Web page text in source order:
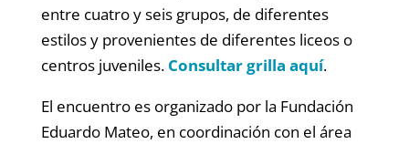
entre cuatro y seis grupos, de diferentes
estilos y provenientes de diferentes liceos o
centros juveniles. Consultar grilla aquí.
El encuentro es organizado por la Fundación
Eduardo Mateo, en coordinación con el área